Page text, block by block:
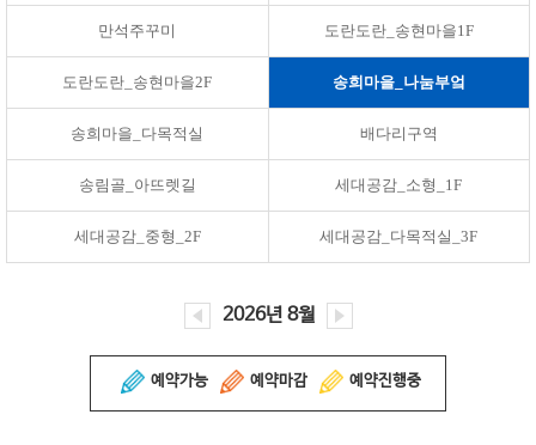
만석주꾸미 도란도란_송현마을1F
도란도란_송현마을2F 송희마을_나눔부엌
송희마을_다목적실 배다리구역
송림골_아뜨렛길 세대공감_소형_1F
세대공감_중형_2F 세대공감_다목적실_3F
2026년 8월
예약가능 예약마감 예약진행중